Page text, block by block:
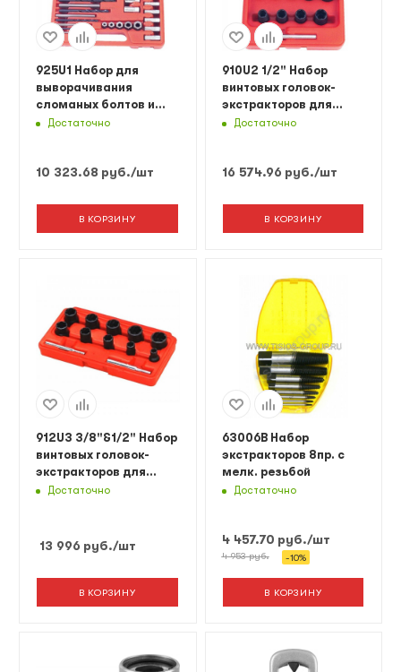
925U1 Набор для
выворачивания
сломаных болтов и
шпилек 25 пр.
Достаточно
10 323.68 руб./шт
В КОРЗИНУ
910U2 1/2" Набор
винтовых головок-
экстракторов для
повреждённых гаек 10
Достаточно
16 574.96 руб./шт
В КОРЗИНУ
912U3 3/8"&1/2" Набор
винтовых головок-
экстракторов для
повреждённых гаек 12
Достаточно
13 996 руб./шт
В КОРЗИНУ
63006B Набор
экстракторов 8пр. с
мелк. резьбой
Достаточно
4 457.70 руб./шт
4 953руб. -10%
В КОРЗИНУ